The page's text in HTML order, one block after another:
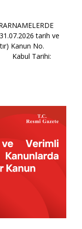
tarih ve
Kanun No.